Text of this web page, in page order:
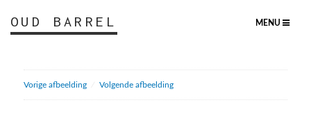
OUD BARREL MENU
Vorige afbeelding Volgende afbeelding